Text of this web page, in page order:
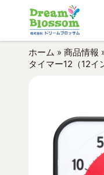
ホーム » 商品情報
タイマー12（12